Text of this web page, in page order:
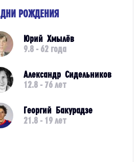
ДНИ РОЖДЕНИЯ
Юрий Хмылёв
9.8 - 62 года
Александр Сидельников
12.8 - 76 лет
Георгий Бакурадзе
21.8 - 19 лет